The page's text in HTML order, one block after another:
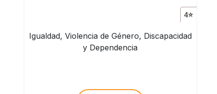
4⭐
Igualdad, Violencia de Género, Discapacidad
y Dependencia